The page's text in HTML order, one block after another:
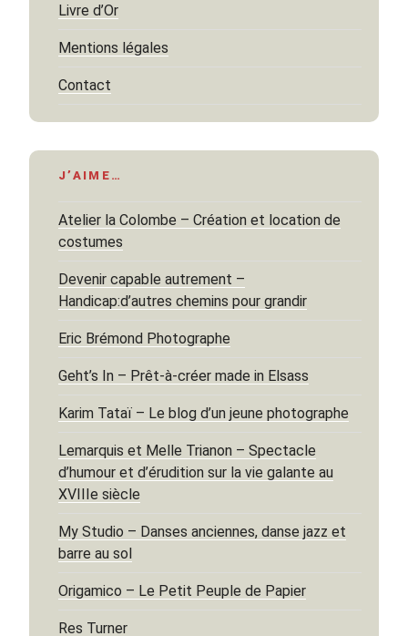
Livre d’Or
Mentions légales
Contact
J’AIME…
Atelier la Colombe – Création et location de
costumes
Devenir capable autrement –
Handicap:d’autres chemins pour grandir
Eric Brémond Photographe
Geht’s In – Prêt-à-créer made in Elsass
Karim Tataï – Le blog d’un jeune photographe
Lemarquis et Melle Trianon – Spectacle
d’humour et d’érudition sur la vie galante au
XVIIIe siècle
My Studio – Danses anciennes, danse jazz et
barre au sol
Origamico – Le Petit Peuple de Papier
Res Turner